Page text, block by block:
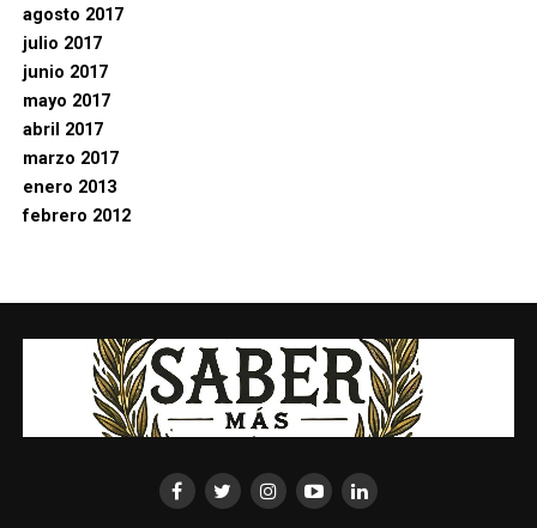
agosto 2017
julio 2017
junio 2017
mayo 2017
abril 2017
marzo 2017
enero 2013
febrero 2012